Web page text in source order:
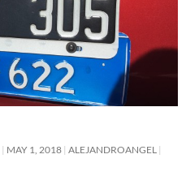
MAY 1, 2018 ALEJANDROANGEL